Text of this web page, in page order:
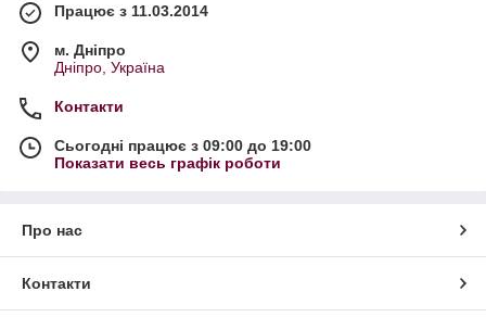
Працює з 11.03.2014
м. Дніпро
Дніпро, Україна
Контакти
Сьогодні працює з 09:00 до 19:00
Показати весь графік роботи
Про нас
Контакти